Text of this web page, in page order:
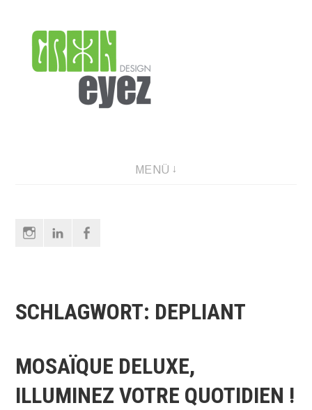
zum
Inhalt
graphic design & photography
MENÜ
InstagramLinkedIn
SCHLAGWORT: DEPLIANT
MOSAÏQUE DELUXE,
ILLUMINEZ VOTRE QUOTIDIEN !